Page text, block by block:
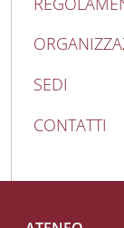
SEDI
CONTATTI